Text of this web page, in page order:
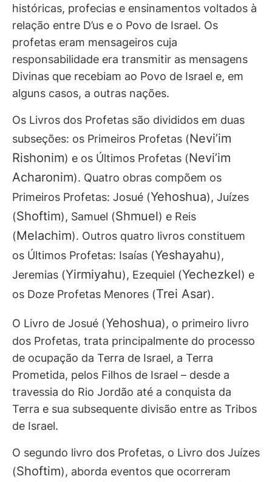
históricas, profecias e ensinamentos voltados à
relação entre D’us e o Povo de Israel. Os
profetas eram mensageiros cuja
responsabilidade era transmitir as mensagens
Divinas que recebiam ao Povo de Israel e, em
alguns casos, a outras nações.
Os Livros dos Profetas são divididos em duas
subseções: os Primeiros Profetas (Nevi’im
Rishonim) e os Últimos Profetas (Nevi’im
Acharonim). Quatro obras compõem os
Primeiros Profetas: Josué (Yehoshua), Juízes
(Shoftim), Samuel (Shmuel) e Reis
(Melachim). Outros quatro livros constituem
os Últimos Profetas: Isaías (Yeshayahu),
Jeremias (Yirmiyahu), Ezequiel (Yechezkel) e
os Doze Profetas Menores (Trei Asar).
O Livro de Josué (Yehoshua), o primeiro livro
dos Profetas, trata principalmente do processo
de ocupação da Terra de Israel, a Terra
Prometida, pelos Filhos de Israel – desde a
travessia do Rio Jordão até a conquista da
Terra e sua subsequente divisão entre as Tribos
de Israel.
O segundo livro dos Profetas, o Livro dos Juízes
(Shoftim), aborda eventos que ocorreram